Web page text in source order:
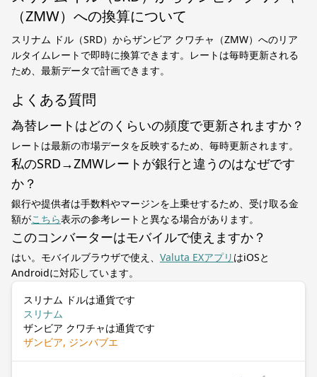
（ZMW）への換算について
スリナム ドル（SRD）からザンビア クワチャ（ZMW）へのリア
ルタイムレートで即時に換算できます。レートは毎時更新される
ため、最新データで計画できます。
よくある質問
為替レートはどのくらいの頻度で更新されますか？
レートは最新の市場データを反映するため、毎時更新されます。
私のSRD→ZMWレートが銀行と違うのはなぜです
か？
銀行や提供者は手数料やマージンを上乗せするため、受け取る金
額がこちら表示の参考レートと異なる場合があります。
このコンバーターはモバイルで使えますか？
はい。モバイルブラウザで使え、 Valuta EXアプリ はiOSと
Androidに対応しています。
スリナム ドルは通貨です
スリナム
ザンビア クワチャは通貨です
ザンビア, ジンバブエ